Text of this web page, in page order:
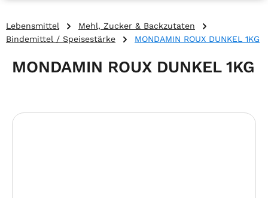
Lebensmittel
Mehl, Zucker & Backzutaten
Bindemittel / Speisestärke
MONDAMIN ROUX DUNKEL 1KG
MONDAMIN ROUX DUNKEL 1KG
Bildergalerie überspringen